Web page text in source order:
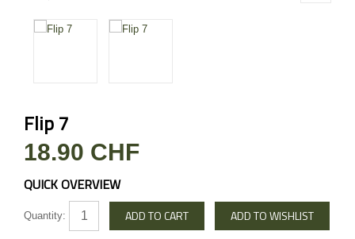
Flip 7
18.90 CHF
QUICK OVERVIEW
Quantity: